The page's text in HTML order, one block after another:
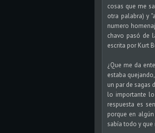
cosas que me
otra palabra) y
numero
chavo pasó de
escrita por Kurt
¿Que me da
estaba
un par de sagas
lo importante lo
respuesta es
porque en
sabía todo y